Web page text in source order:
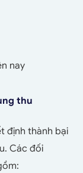
nay
thu
định thành bại
Các đối